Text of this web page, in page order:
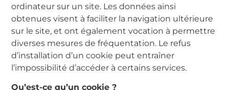
ordinateur sur un site. Les données ainsi
obtenues visent à faciliter la navigation ultérieure
sur le site, et ont également vocation à permettre
diverses mesures de fréquentation. Le refus
d’installation d’un cookie peut entraîner
l’impossibilité d’accéder à certains services.
Qu’est-ce qu’un cookie ?